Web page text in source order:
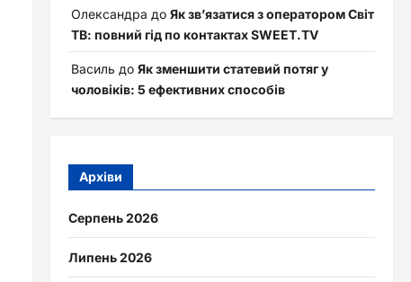
Олександра до Як зв’язатися з оператором Світ
ТВ: повний гід по контактах SWEET.TV
Василь до Як зменшити статевий потяг у
чоловіків: 5 ефективних способів
Архіви
Серпень 2026
Липень 2026